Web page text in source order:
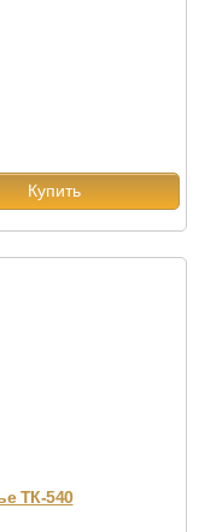
Купить
ТК-540